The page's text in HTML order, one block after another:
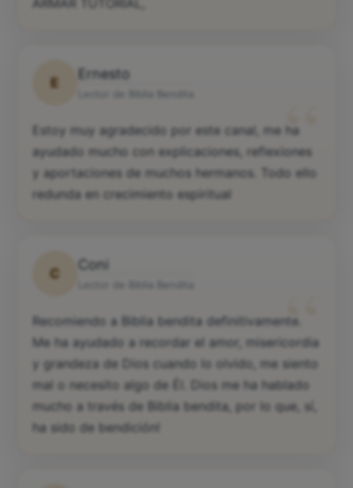
ARMAR TUTORIAL,
E
Ernesto
“
Estoy muy agradecido por este canal, me ha
ayudado mucho con explicaciones, reflexiones
y aportaciones de muchos hermanos. Todo ello
redunda en crecimiento espiritual
C
Coni
“
Recomiendo a Biblia bendita definitivamente.
Me ha ayudado a recordar el amor, misericordia
y grandeza de Dios cuando lo olvido, me siento
mal o necesito algo de Él. Dios me ha hablado
mucho a través de Biblia bendita, por lo que, sí,
ha sido de bendición!